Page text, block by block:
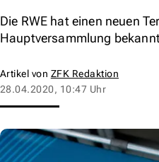
Die RWE hat einen neuen
Hauptversammlung
Artikel von ZFK Redaktion
28.04.2020, 10:47 Uhr